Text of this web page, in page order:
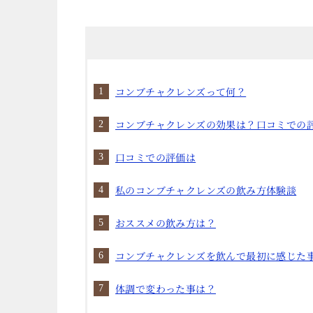
コンブチャクレンズって何？
コンブチャクレンズの効果は？口コミでの
口コミでの評価は
私のコンブチャクレンズの飲み方体験談
おススメの飲み方は？
コンブチャクレンズを飲んで最初に感じた
体調で変わった事は？